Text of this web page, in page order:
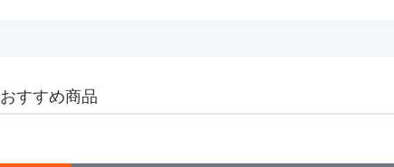
おすすめ商品